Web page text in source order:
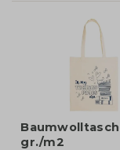
gr./m2